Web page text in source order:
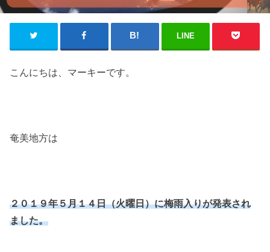
LINE
こんにちは、マーキーです。
奄美地方は
２０１９年５月１４日（火曜日）に梅雨入りが発表され
ました。